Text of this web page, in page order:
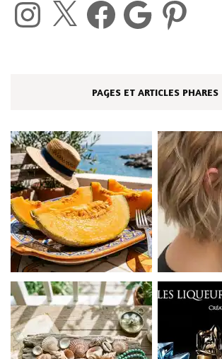
PAGES ET ARTICLES PHARES